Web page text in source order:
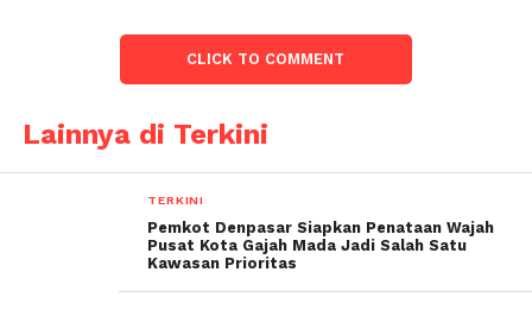
CLICK TO COMMENT
Lainnya di Terkini
TERKINI
Pemkot Denpasar Siapkan Penataan Wajah
Pusat Kota Gajah Mada Jadi Salah Satu
Kawasan Prioritas